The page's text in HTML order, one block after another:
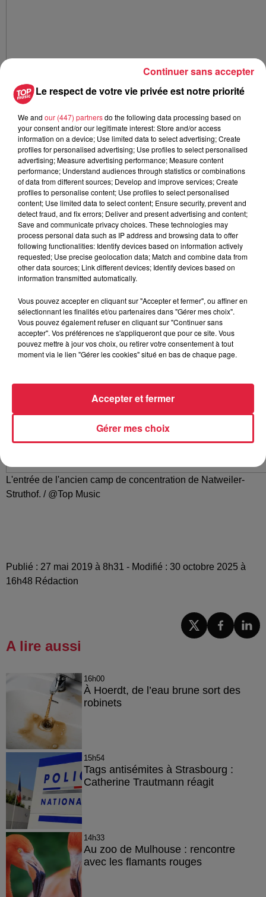
Plus de 1000 tombes sont présentes dans la nécropole. /
@Top Music
L'entrée de l'ancien camp de concentration de Natweiler-
Struthof. / @Top Music
Publié : 27 mai 2019 à 8h31 - Modifié : 30 octobre 2025 à
16h48 Rédaction
A lire aussi
16h00
À Hoerdt, de l’eau brune sort des
robinets
15h54
Tags antisémites à Strasbourg :
Catherine Trautmann réagit
14h33
Au zoo de Mulhouse : rencontre
avec les flamants rouges
Le respect de votre vie privée est notre priorité
We and our (447) partnersdo the following data processing based on
your consent and/or our legitimate interest: Store and/or access
information on a device; Use limited data to select advertising; Create
profiles for personalised advertising; Use profiles to select personalised
advertising; Measure advertising performance; Measure content
performance; Understand audiences through statistics or combinations
of data from different sources; Develop and improve services; Create
profiles to personalise content; Use profiles to select personalised
content; Use limited data to select content; Ensure security, prevent and
detect fraud, and fix errors; Deliver and present advertising and content;
Save and communicate privacy choices. These technologies may
process personal data such as IP address and browsing data to offer
following functionalities: Identify devices based on information actively
requested; Use precise geolocation data; Match and combine data from
other data sources; Link different devices; Identify devices based on
information transmitted automatically.
Vous pouvez accepter en cliquant sur "Accepter et fermer", ou affiner en
sélectionnant les finalités et/ou partenaires dans "Gérer mes choix".
Vous pouvez également refuser en cliquant sur "Continuer sans
accepter". Vos préférences ne s'appliqueront que pour ce site. Vous
pouvez mettre à jour vos choix, ou retirer votre consentement à tout
moment via le lien "Gérer les cookies" situé en bas de chaque page.
Gérer mes choix
Accepter et fermer
Continuer sans accepter